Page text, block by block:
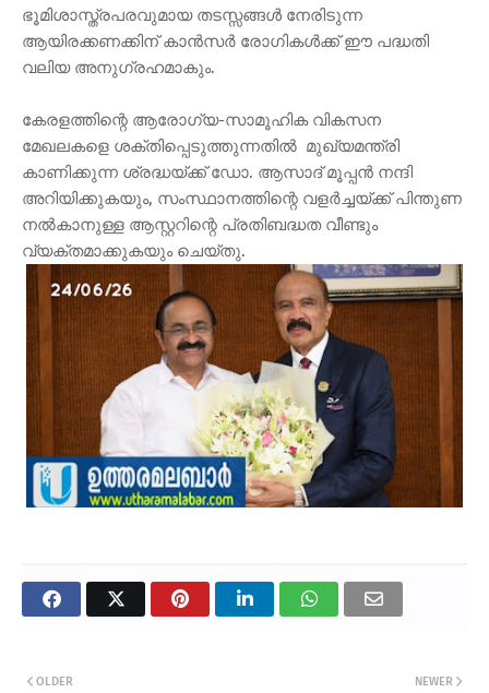
ഭൂമിശാസ്ത്രപരവുമായ തടസ്സങ്ങൾ നേരിടുന്ന
ആയിരക്കണക്കിന് കാൻസർ രോഗികൾക്ക് ഈ പദ്ധതി
വലിയ അനുഗ്രഹമാകും.
കേരളത്തിന്റെ ആരോഗ്യ-സാമൂഹിക വികസന
മേഖലകളെ ശക്തിപ്പെടുത്തുന്നതിൽ മുഖ്യമന്ത്രി
കാണിക്കുന്ന ശ്രദ്ധയ്ക്ക് ഡോ. ആസാദ് മൂപ്പൻ നന്ദി
അറിയിക്കുകയും, സംസ്ഥാനത്തിന്റെ വളർച്ചയ്ക്ക് പിന്തുണ
നൽകാനുള്ള ആസ്റ്ററിന്റെ പ്രതിബദ്ധത വീണ്ടും
വ്യക്തമാക്കുകയും ചെയ്തു.
NEWER
OLDER